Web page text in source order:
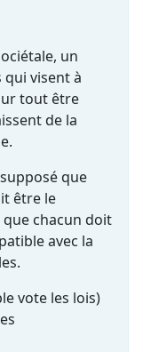
un
visent à
tout être
de la
que
être le
chacun doit
avec la
vote les lois)